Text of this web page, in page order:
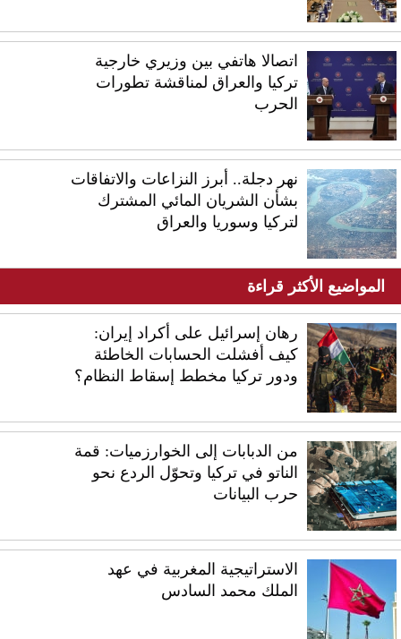
اتصالا هاتفي بين وزيري خارجية
تركيا والعراق لمناقشة تطورات
الحرب
نهر دجلة.. أبرز النزاعات والاتفاقات
بشأن الشريان المائي المشترك
لتركيا وسوريا والعراق
المواضيع الأكثر قراءة
رهان إسرائيل على أكراد إيران:
كيف أفشلت الحسابات الخاطئة
ودور تركيا مخطط إسقاط النظام؟
من الدبابات إلى الخوارزميات: قمة
الناتو في تركيا وتحوّل الردع نحو
حرب البيانات
الاستراتيجية المغربية في عهد
الملك محمد السادس